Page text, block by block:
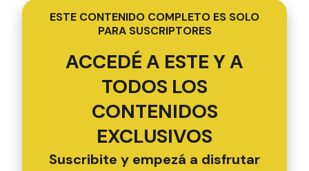
ESTE CONTENIDO COMPLETO ES SOLO
PARA SUSCRIPTORES
ACCEDÉ A ESTE Y A
TODOS LOS
CONTENIDOS
EXCLUSIVOS
Suscribite y empezá a disfrutar